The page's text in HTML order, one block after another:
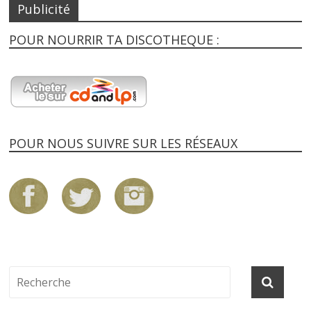
Publicité
POUR NOURRIR TA DISCOTHEQUE :
POUR NOUS SUIVRE SUR LES RÉSEAUX